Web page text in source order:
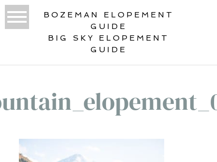
BOZEMAN ELOPEMENT
GUIDE
BIG SKY ELOPEMENT
GUIDE